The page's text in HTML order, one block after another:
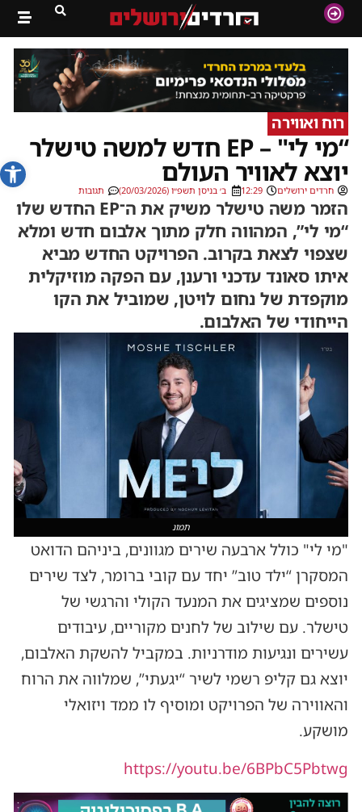
פתח
רוח ואווירה
“מי לי" – EP חדש למשה טישלר
יוצא לאוויר העולם
חרדים ירושלים 12:29 ב׳ בניסן תשפ״ו (20/03/2026) תגובות
הזמר משה טישלר משיק את ה־EP החדש שלו
“מי לי”, המהווה חלק מתוך אלבום חדש ומלא
שצפוי לצאת בקרוב. הפרויקט החדש מביא
איתו סאונד עדכני ורענן, עם הפקה מוזיקלית
מוקפדת של נחום לויטן, שמוביל את הקו
הייחודי של האלבום.
תמונ
"מי לי" כולל ארבעה שירים מגוונים, ביניהם הדואט
המסקרן “ילד טוב” יחד עם קובי ברומר, לצד שירים
נוספים שמציגים את המנעד הקולי והרגשי של
טישלר. עם שילוב של לחנים מקוריים, עיבודים
עשירים ונגיעות מודרניות. במקביל להשקת האלבום,
יוצא גם קליפ רשמי לשיר “יגעתי”, שמלווה את הרוח
והאווירה של הפרויקט ומוסיף לו ממד ויזואלי
מושקע.
https://youtu.be/6BPbC5Pbtwg